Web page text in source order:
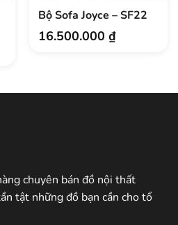
Bộ Sofa Joyce – SF22
16.500.000₫
chuyên bán đồ nội thất
tật những đồ bạn cần cho tổ